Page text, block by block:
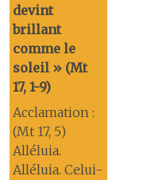
devint
brillant
comme le
soleil » (Mt
17, 1-9)
Acclamation :
(Mt 17, 5)
Alléluia.
Alléluia. Celui-